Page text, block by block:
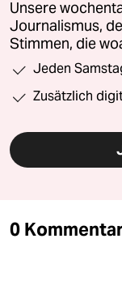
Unsere
Journalismus,
Stimmen, die
Jeden
Zusätzlich
0